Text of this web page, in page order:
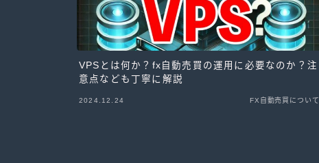
VPSとは何か？fx自動売買の運用に必要なのか？注
意点なども丁寧に解説
2024.12.24 FX自動売買について